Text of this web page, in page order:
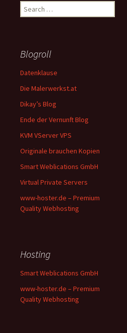
Search
for:
Blogroll
Datenklause
Die Malerwerkst.at
Dikay’s Blog
Ende der Vernunft Blog
KVM VServer VPS
Originale brauchen Kopien
Smart Weblications GmbH
Virtual Private Servers
www-hoster.de – Premium
Quality Webhosting
Hosting
Smart Weblications GmbH
www-hoster.de – Premium
Quality Webhosting